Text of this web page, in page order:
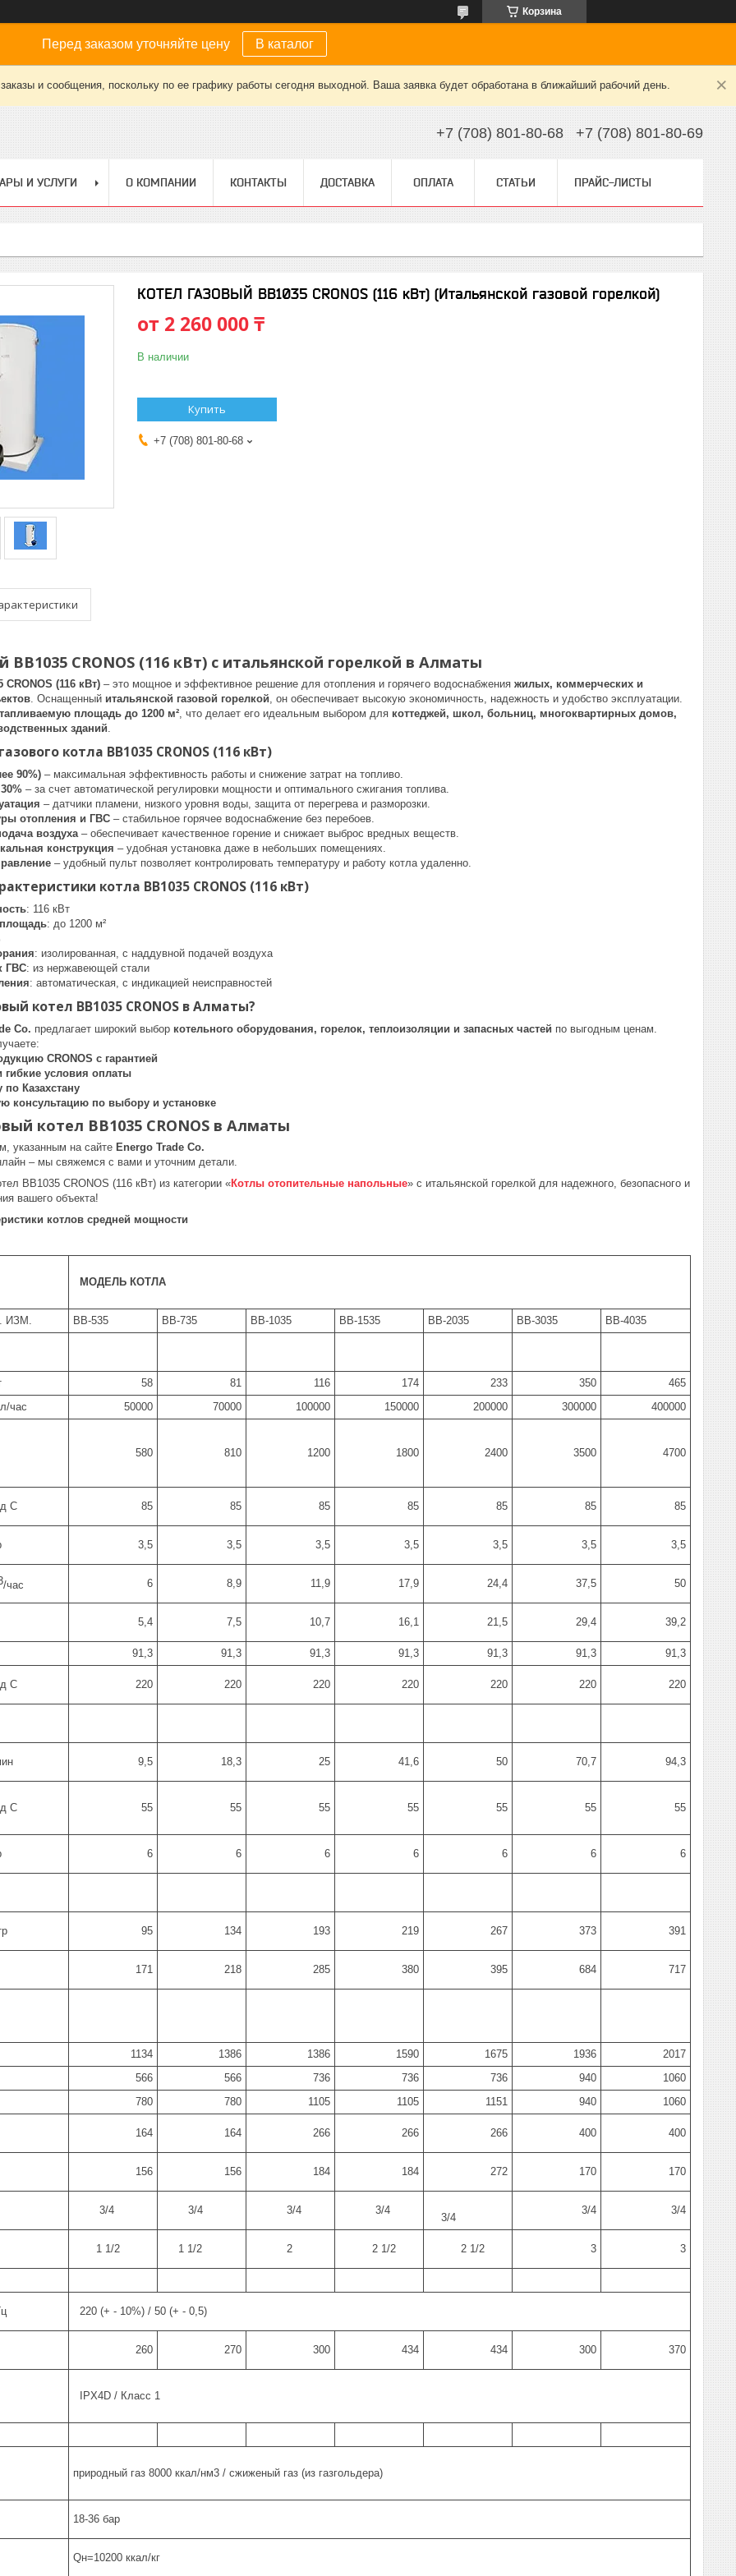
Корзина
Перед заказом уточняйте цену В каталог
и сообщения, поскольку по ее графику работы сегодня выходной. Ваша заявка будет обработана в ближайший рабочий день.
+7 (708) 801-80-68 +7 (708) 801-80-69
И УСЛУГИ О КОМПАНИИ КОНТАКТЫ ДОСТАВКА ОПЛАТА СТАТЬИ ПРАЙС-ЛИСТЫ
КОТЕЛ ГАЗОВЫЙ ВВ1035 CRONOS (116 кВт) (Итальянской газовой горелкой)
от 2 260 000 ₸
В наличии
Купить
+7 (708) 801-80-68
ВВ1035 CRONOS (116 кВт) с итальянской горелкой в Алматы
CRONOS (116 кВт) – это мощное и эффективное решение для отопления и горячего водоснабжения жилых, коммерческих и
. Оснащенный итальянской газовой горелкой, он обеспечивает высокую экономичность, надежность и удобство эксплуатации.
площадь до 1200 м², что делает его идеальным выбором для коттеджей, школ, больниц, многоквартирных домов,
зданий.
котла ВВ1035 CRONOS (116 кВт)
90%) – максимальная эффективность работы и снижение затрат на топливо.
– за счет автоматической регулировки мощности и оптимального сжигания топлива.
– датчики пламени, низкого уровня воды, защита от перегрева и разморозки.
отопления и ГВС – стабильное горячее водоснабжение без перебоев.
воздуха– обеспечивает качественное горение и снижает выброс вредных веществ.
конструкция – удобная установка даже в небольших помещениях.
– удобный пульт позволяет контролировать температуру и работу котла удаленно.
котла ВВ1035 CRONOS (116 кВт)
: 116 кВт
: до 1200 м²
: изолированная, с наддувной подачей воздуха
ГВС: из нержавеющей стали
: автоматическая, с индикацией неисправностей
котел ВВ1035 CRONOS в Алматы?
Co. предлагает широкий выбор котельного оборудования, горелок, теплоизоляции и запасных частей по выгодным ценам.
CRONOS с гарантией
условия оплаты
Казахстану
консультацию по выбору и установке
котел ВВ1035 CRONOS в Алматы
указанным на сайте Energo Trade Co.
– мы свяжемся с вами и уточним детали.
ВВ1035 CRONOS (116 кВт) из категории «Котлы отопительные напольные» с итальянской горелкой для надежного, безопасного и
вашего объекта!
котлов средней мощности
МОДЕЛЬ КОТЛА
ИЗМ. BB-535 BB-735 BB-1035 BB-1535 BB-2035 BB-3035
BB-4035
58 81 116 174 233 350
465
час 50000 70000 100000 150000 200000 300000
400000
580 810 1200 1800 2400 3500 4700
С 85 85 85 85 85 85 85
3,5 3,5 3,5 3,5 3,5 3,5 3,5
/час 6 8,9 11,9 17,9 24,4 37,5 50
5,4 7,5 10,7 16,1 21,5 29,4 39,2
91,3 91,3 91,3 91,3 91,3 91,3
91,3
С 220 220 220 220 220 220 220
9,5 18,3 25 41,6 50 70,7 94,3
С 55 55 55 55 55 55 55
6 6 6 6 6 6 6
95 134 193 219 267 373 391
171 218 285 380 395 684 717
1134 1386 1386 1590 1675 1936
2017
566 566 736 736 736 940
1060
780 780 1105 1105 1151 940
1060
164 164 266 266 266 400 400
156 156 184 184 272 170 170
3/4 3/4 3/4 3/4
3/4
3/4 3/4
1 1/2 1 1/2 2 2 1/2 2 1/2 3 3
220 (+ - 10%) / 50 (+ - 0,5)
260 270 300 434 434 300 370
IPX4D / Класс 1
природный газ 8000 ккал/нм3 / сжиженый газ (из газгольдера)
18-36 бар
Qн=10200 ккал/кг